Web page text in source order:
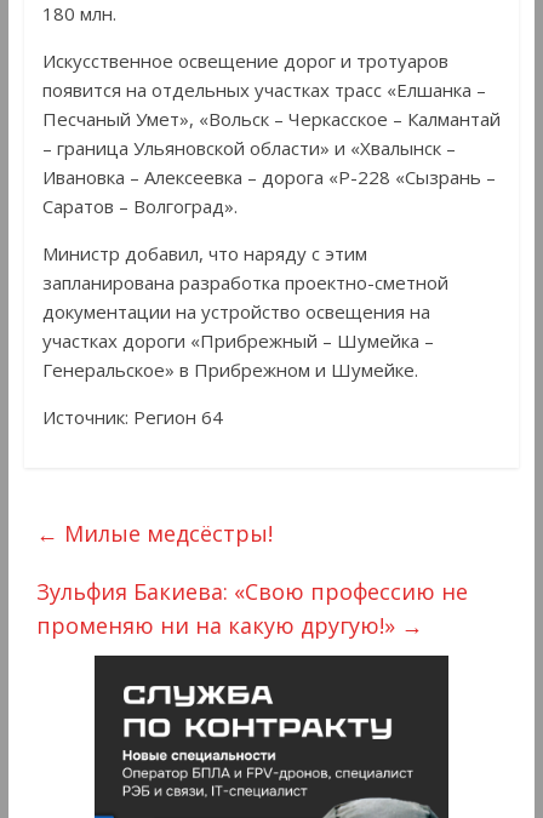
180 млн.
Искусственное освещение дорог и тротуаров
появится на отдельных участках трасс «Елшанка –
Песчаный Умет», «Вольск – Черкасское – Калмантай
– граница Ульяновской области» и «Хвалынск –
Ивановка – Алексеевка – дорога «Р-228 «Сызрань –
Саратов – Волгоград».
Министр добавил, что наряду с этим
запланирована разработка проектно-сметной
документации на устройство освещения на
участках дороги «Прибрежный – Шумейка –
Генеральское» в Прибрежном и Шумейке.
Источник: Регион 64
← Милые медсёстры!
Зульфия Бакиева: «Свою профессию не
променяю ни на какую другую!» →